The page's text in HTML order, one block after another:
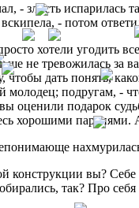
- злость испарилась
- потом
хотели угодить
не тревожилась за
чтобы дать понять,
молодец; подругам, -
вы оценили подарок
хорошими партиями.
конструкции вы?
так? Про